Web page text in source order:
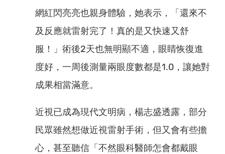
網紅閃亮亮也親身體驗，她表示，「還來不
及反應就雷射完了！真的是又快速又舒
服！」術後2天也無明顯不適，眼睛恢復進
度好，一周後測量兩眼度數都是1.0，讓她對
成果相當滿意。
近視已成為現代文明病，楊志盛透露，部分
民眾雖然想做近視雷射手術，但又會有些擔
心，甚至聽信「不然眼科醫師怎會都戴眼